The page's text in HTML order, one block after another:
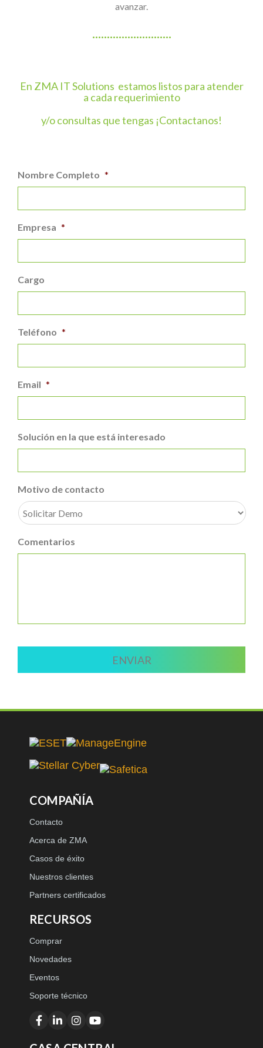
avanzar.
···························
En ZMA IT Solutions estamos listos para atender
a cada requerimiento
y/o consultas que tengas ¡Contactanos!
Nombre Completo *
Empresa *
Cargo
Teléfono *
Email *
Solución en la que está interesado
Motivo de contacto
Comentarios
COMPAÑÍA
Contacto
Acerca de ZMA
Casos de éxito
Nuestros clientes
Partners certificados
RECURSOS
Comprar
Novedades
Eventos
Soporte técnico